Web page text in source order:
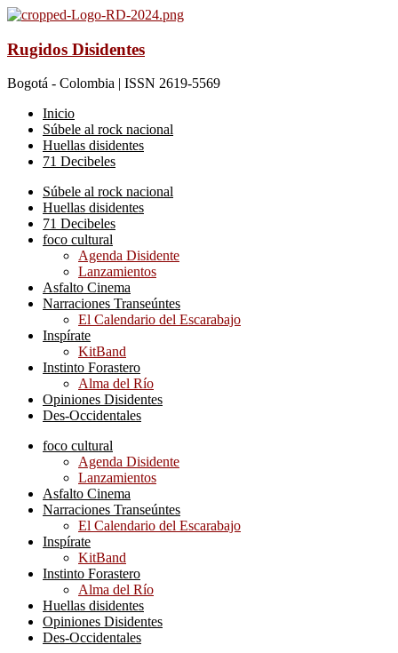
Rugidos Disidentes
Bogotá - Colombia | ISSN 2619-5569
Inicio
Súbele al rock nacional
Huellas disidentes
71 Decibeles
Súbele al rock nacional
Huellas disidentes
71 Decibeles
foco cultural
Agenda Disidente
Lanzamientos
Asfalto Cinema
Narraciones Transeúntes
El Calendario del Escarabajo
Inspírate
KitBand
Instinto Forastero
Alma del Río
Opiniones Disidentes
Des-Occidentales
foco cultural
Agenda Disidente
Lanzamientos
Asfalto Cinema
Narraciones Transeúntes
El Calendario del Escarabajo
Inspírate
KitBand
Instinto Forastero
Alma del Río
Huellas disidentes
Opiniones Disidentes
Des-Occidentales